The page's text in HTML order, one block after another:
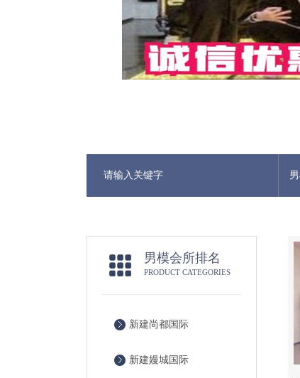
男模会所排名
PRODUCT CATEGORIES
新建尚都国际
新建嫚城国际